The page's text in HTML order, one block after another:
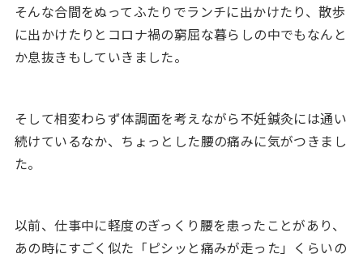
そんな合間をぬってふたりでランチに出かけたり、散歩
に出かけたりとコロナ禍の窮屈な暮らしの中でもなんと
か息抜きもしていきました。
そして相変わらず体調面を考えながら不妊鍼灸には通い
続けているなか、ちょっとした腰の痛みに気がつきまし
た。
以前、仕事中に軽度のぎっくり腰を患ったことがあり、
あの時にすごく似た「ピシッと痛みが走った」くらいの